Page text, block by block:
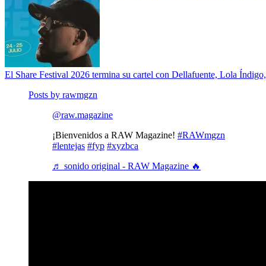
El Share Festival 2026 termina su cartel con Dellafuente, Lola
Posts by rawmgzn
@raw.magazine
¡Bienvenidos a RAW Magazine! #RAWmgzn
#lentejas #fyp #xyzbca
♬ sonido original - RAW Magazine 🔥